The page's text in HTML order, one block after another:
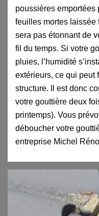
poussières emportées
feuilles mortes laissée
sera pas étonnant de
fil du temps. Si votre
pluies, l’humidité
extérieurs, ce qui peut
structure. Il est donc
votre gouttière deux
printemps). Vous
déboucher votre
entreprise Michel